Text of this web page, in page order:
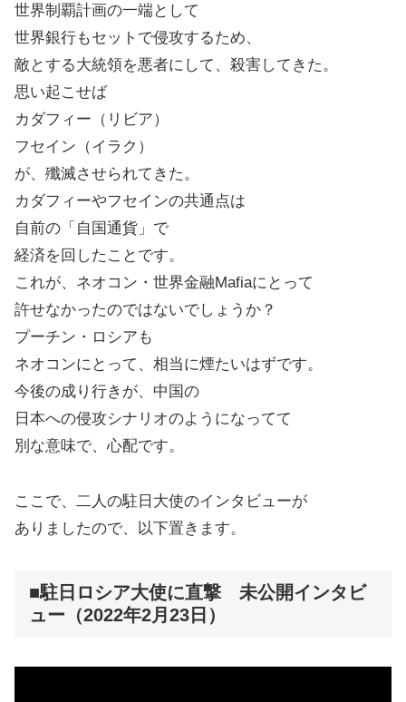
世界制覇計画の一端として
世界銀行もセットで侵攻するため、
敵とする大統領を悪者にして、殺害してきた。
思い起こせば
カダフィー（リビア）
フセイン（イラク）
が、殲滅させられてきた。
カダフィーやフセインの共通点は
自前の「自国通貨」で
経済を回したことです。
これが、ネオコン・世界金融Mafiaにとって
許せなかったのではないでしょうか？
プーチン・ロシアも
ネオコンにとって、相当に煙たいはずです。
今後の成り行きが、中国の
日本への侵攻シナリオのようになってて
別な意味で、心配です。
ここで、二人の駐日大使のインタビューが
ありましたので、以下置きます。
■駐日ロシア大使に直撃 未公開インタビ
ュー（2022年2月23日）